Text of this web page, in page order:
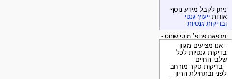
ניתן לקבל מידע נוסף
אודות ייעוץ גנטי
ובדיקות גנטיות
מרפאת פרופ׳ מוטי שוחט - בדיקות גנטיות
- אנו מציעים מגוון
בדיקות גנטיות לכל
שלבי החיים
- בדיקות סקר מורחב
לפני ובתחילת הריון